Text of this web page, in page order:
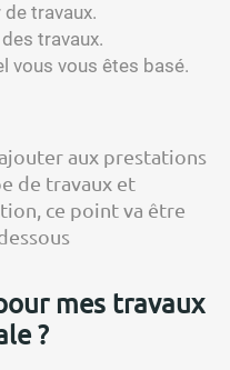
travaux.
travaux.
vous vous êtes basé.
aux prestations
de travaux et
ce point va être
mes travaux
?